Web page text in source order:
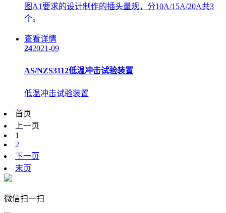
图A1要求的设计制作的插头量规，分10A/15A/20A共3
个。
查看详情
242021-09
AS/NZS3112低温冲击试验装置
低温冲击试验装置
首页
上一页
1
2
下一页
末页
微信扫一扫